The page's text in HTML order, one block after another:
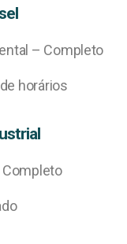
– Completo
horários